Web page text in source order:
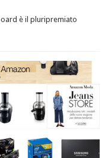
è il pluripremiato